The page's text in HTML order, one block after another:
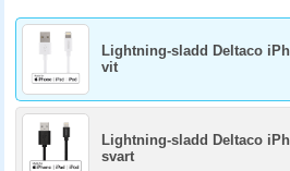
Lightning-sladd Deltaco
vit
Lightning-sladd Deltaco
svart